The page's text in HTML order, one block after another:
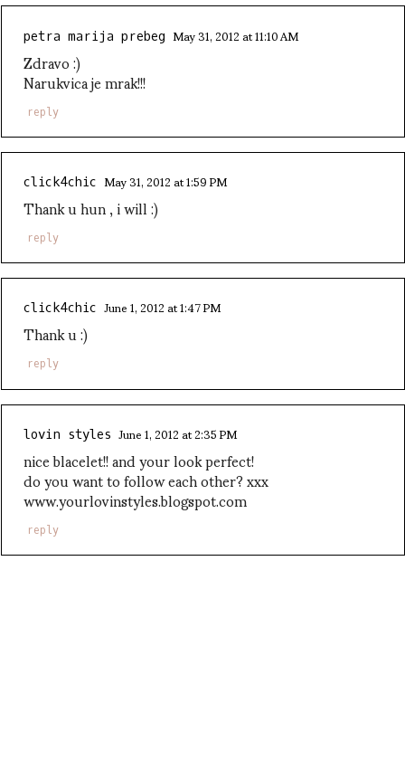
petra marija prebeg May 31, 2012 at 11:10 AM
Zdravo :)
Narukvica je mrak!!!
reply
click4chic May 31, 2012 at 1:59 PM
Thank u hun , i will :)
reply
click4chic June 1, 2012 at 1:47 PM
Thank u :)
reply
lovin styles June 1, 2012 at 2:35 PM
nice blacelet!! and your look perfect!
do you want to follow each other? xxx
www.yourlovinstyles.blogspot.com
reply